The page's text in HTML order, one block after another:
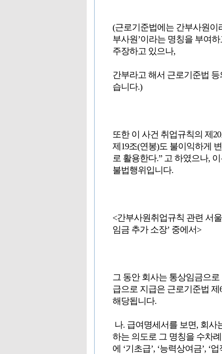
(근로기준법에는 간부사원이
부사원’이라는 명칭을 부여
주장하고 있으나,
간부라고 해서 근로기준법
습니다.)
또한 이 사건 취업규칙의 제
제19조(연봉)도 불이익하게
로 활용한다.” 고 하였으나,
불법행위입니다.
<간부사원취업규칙 관련 서
임금 추가 소장’ 중에서>
그 동안 회사는 통상임금으
급으로 지급은 근로기준법
해당됩니다.
나. 급여명세서를 보면, 회
하는 의도로 그 명칭을 수차
에 ‘기초급’, ‘능력상여금’, ‘